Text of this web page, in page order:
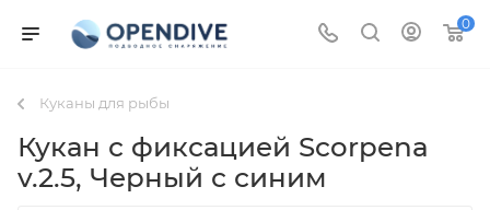
0
Куканы для рыбы
Кукан с фиксацией Scorpena
v.2.5, Черный с синим